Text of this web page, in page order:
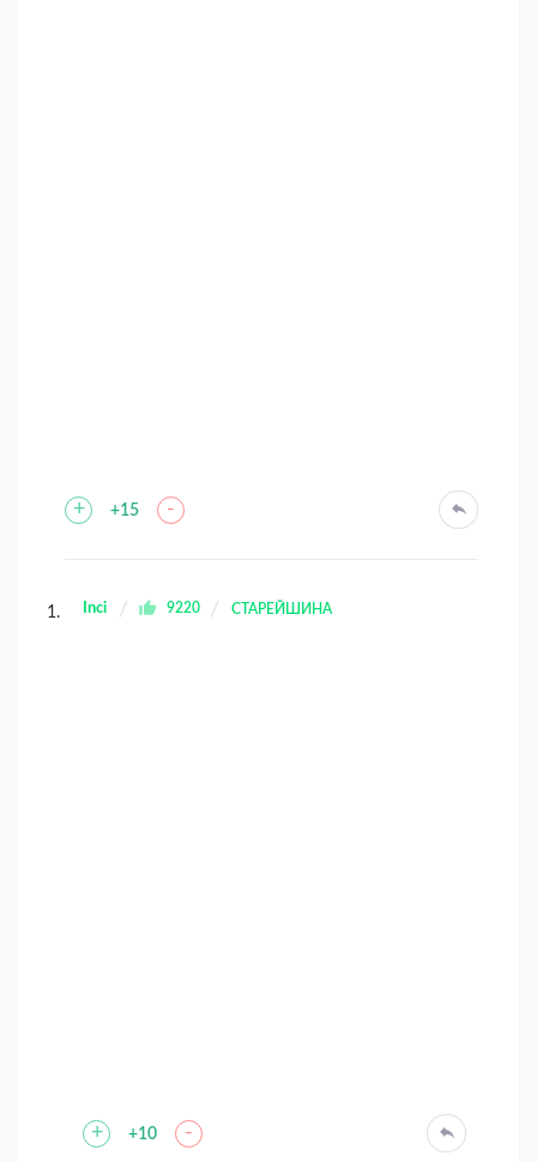
+ +15 -
Inci 9220 СТАРЕЙШИНА
+ +10 -